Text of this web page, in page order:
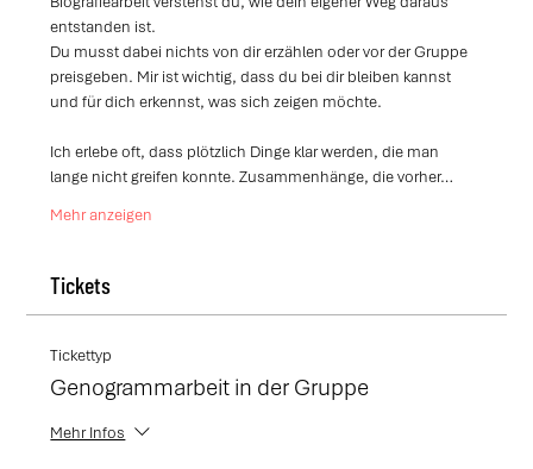
entstanden ist.
Du musst dabei nichts von dir erzählen oder vor der Gruppe
preisgeben. Mir ist wichtig, dass du bei dir bleiben kannst
und für dich erkennst, was sich zeigen möchte.
Ich erlebe oft, dass plötzlich Dinge klar werden, die man
lange nicht greifen konnte. Zusammenhänge, die vorher…
Mehr anzeigen
Tickets
Tickettyp
Genogrammarbeit in der Gruppe
Mehr Infos